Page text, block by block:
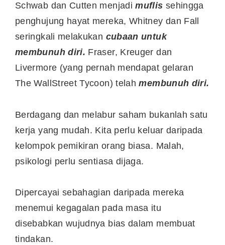
Schwab dan Cutten menjadimuflis sehingga
penghujung hayat mereka, Whitney dan Fall
seringkali melakukan cubaan untuk
membunuh diri. Fraser, Kreuger dan
Livermore (yang pernah mendapat gelaran
The WallStreet Tycoon) telahmembunuh diri.
Berdagang dan melabur saham bukanlah satu
kerja yang mudah. Kita perlu keluar daripada
kelompok pemikiran orang biasa. Malah,
psikologi perlu sentiasa dijaga.
Dipercayai sebahagian daripada mereka
menemui kegagalan pada masa itu
disebabkan wujudnya bias dalam membuat
tindakan.